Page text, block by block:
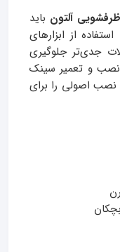
آلتون باید
از ابزارهای
جدی‌تر جلوگیری
و تعمیر سینک
نصب اصولی را برای